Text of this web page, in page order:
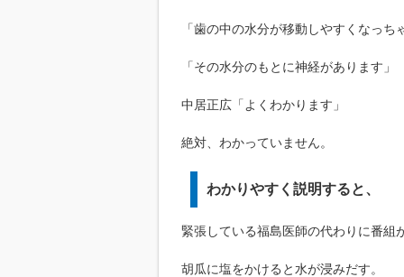
「歯の中の水分が移動しやすくなっち
「その水分のもとに神経があります」
中居正広「よくわかります」
絶対、わかっていません。
わかりやすく説明すると、
緊張している福島医師の代わりに番組
胡瓜に塩をかけると水が浸みだす。